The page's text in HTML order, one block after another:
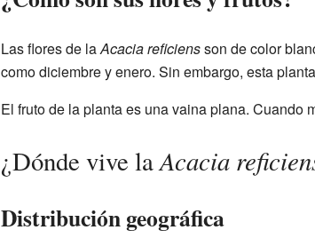
Las flores de laAcacia reficiensson de color
como diciembre y enero. Sin embargo, esta
El fruto de la planta es una vaina plana. Cuando
¿Dónde vive laAcacia
Distribución geográfica